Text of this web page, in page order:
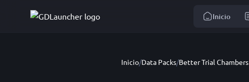
Inicio
Inicio/Data Packs/Better Trial Chambers